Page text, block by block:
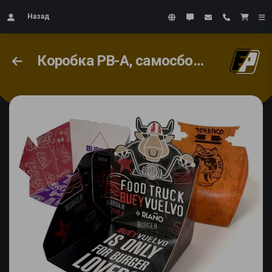
Назад
Коробка PB-A, самосборная, PB-P, клеящаяся